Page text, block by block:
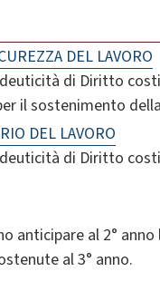
DEL LAVORO
di Diritto
il sostenimento
DEL LAVORO
di Diritto
anticipare al 2°
al 3° anno.